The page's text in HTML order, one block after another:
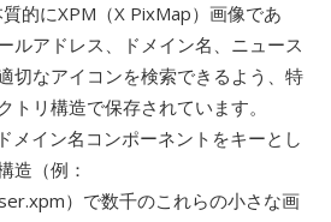
的にXPM（X PixMap）画像であ
ルアドレス、ドメイン名、ニュース
切なアイコンを検索できるよう、特
トリ構造で保存されています。
メイン名コンポーネントをキーとし
造（例：
）で数千のこれらの小さな画